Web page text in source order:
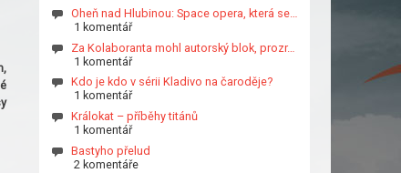
Oheň nad Hlubinou: Space opera, která se…
1 komentář
Za Kolaboranta mohl autorský blok, prozr…
1 komentář
Kdo je kdo v sérii Kladivo na čaroděje?
1 komentář
Králokat – příběhy titánů
1 komentář
Bastyho přelud
2 komentáře